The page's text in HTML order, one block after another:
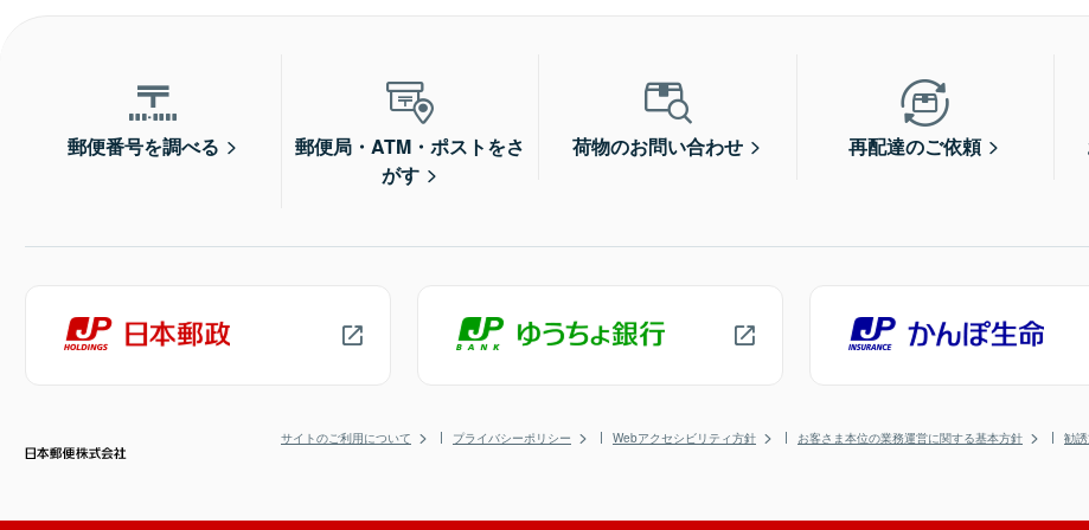
郵便番号を調べる
郵便局・ATM・ポストをさ
がす
荷物のお問い合わせ 再配達のご依頼
サイトのご利用について プライバシーポリシー Webアクセシビリティ方針 お客さま本位の業務運営に関する基本方針 勧